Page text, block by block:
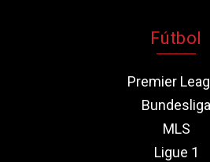
Fútbol
Premier
Bundesliga
MLS
Ligue 1